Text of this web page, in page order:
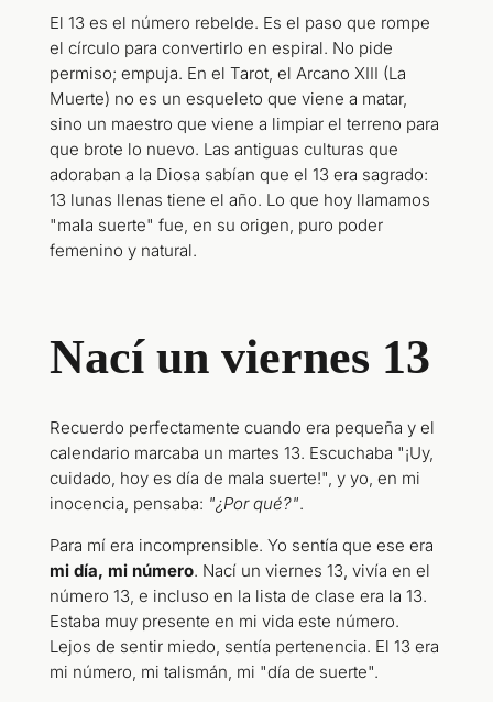
El 13 es el número rebelde. Es el paso que rompe
el círculo para convertirlo en espiral. No pide
permiso; empuja. En el Tarot, el Arcano XIII (La
Muerte) no es un esqueleto que viene a matar,
sino un maestro que viene a limpiar el terreno para
que brote lo nuevo. Las antiguas culturas que
adoraban a la Diosa sabían que el 13 era sagrado:
13 lunas llenas tiene el año. Lo que hoy llamamos
"mala suerte" fue, en su origen, puro poder
femenino y natural.
Nací un viernes 13
Recuerdo perfectamente cuando era pequeña y el
calendario marcaba un martes 13. Escuchaba "¡Uy,
cuidado, hoy es día de mala suerte!", y yo, en mi
inocencia, pensaba: "¿Por qué?".
Para mí era incomprensible. Yo sentía que ese era
mi día, mi número. Nací un viernes 13, vivía en el
número 13, e incluso en la lista de clase era la 13.
Estaba muy presente en mi vida este número.
Lejos de sentir miedo, sentía pertenencia. El 13 era
mi número, mi talismán, mi "día de suerte".